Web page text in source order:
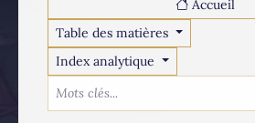
Accueil
Table des matières
Index analytique